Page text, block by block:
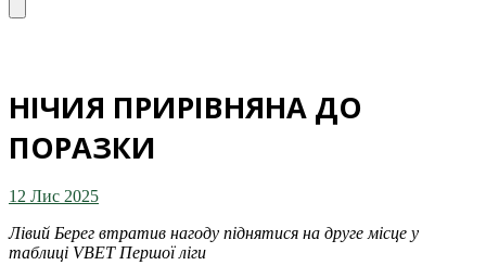
НІЧИЯ ПРИРІВНЯНА ДО
ПОРАЗКИ
12 Лис 2025
Лівий Берег втратив нагоду піднятися на друге місце у
таблиці VBET Першої ліги